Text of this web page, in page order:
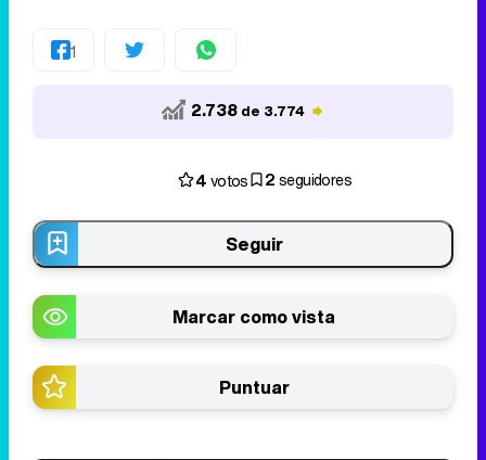
1
2.738de 3.774
4votos 2seguidores
Seguir
Marcar como vista
Puntuar